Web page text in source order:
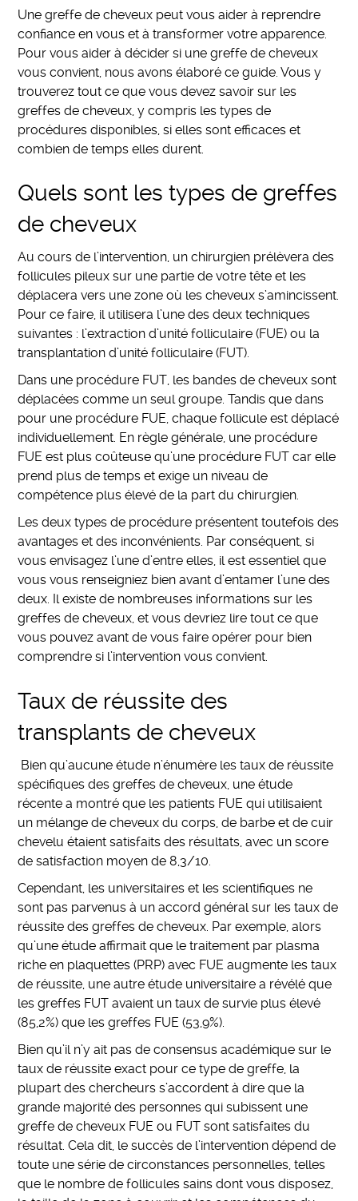
Une greffe de cheveux peut vous aider à reprendre
confiance en vous et à transformer votre apparence.
Pour vous aider à décider si une greffe de cheveux
vous convient, nous avons élaboré ce guide. Vous y
trouverez tout ce que vous devez savoir sur les
greffes de cheveux, y compris les types de
procédures disponibles, si elles sont efficaces et
combien de temps elles durent.
Quels sont les types de greffes
de cheveux
Au cours de l’intervention, un chirurgien prélèvera des
follicules pileux sur une partie de votre tête et les
déplacera vers une zone où les cheveux s’amincissent.
Pour ce faire, il utilisera l’une des deux techniques
suivantes : l’extraction d’unité folliculaire (FUE) ou la
transplantation d’unité folliculaire (FUT).
Dans une procédure FUT, les bandes de cheveux sont
déplacées comme un seul groupe. Tandis que dans
pour une procédure FUE, chaque follicule est déplacé
individuellement. En règle générale, une procédure
FUE est plus coûteuse qu’une procédure FUT car elle
prend plus de temps et exige un niveau de
compétence plus élevé de la part du chirurgien.
Les deux types de procédure présentent toutefois des
avantages et des inconvénients. Par conséquent, si
vous envisagez l’une d’entre elles, il est essentiel que
vous vous renseigniez bien avant d’entamer l’une des
deux. Il existe de nombreuses informations sur les
greffes de cheveux, et vous devriez lire tout ce que
vous pouvez avant de vous faire opérer pour bien
comprendre si l’intervention vous convient.
Taux de réussite des
transplants de cheveux
Bien qu’aucune étude n’énumère les taux de réussite
spécifiques des greffes de cheveux, une étude
récente a montré que les patients FUE qui utilisaient
un mélange de cheveux du corps, de barbe et de cuir
chevelu étaient satisfaits des résultats, avec un score
de satisfaction moyen de 8,3/10.
Cependant, les universitaires et les scientifiques ne
sont pas parvenus à un accord général sur les taux de
réussite des greffes de cheveux. Par exemple, alors
qu’une étude affirmait que le traitement par plasma
riche en plaquettes (PRP) avec FUE augmente les taux
de réussite, une autre étude universitaire a révélé que
les greffes FUT avaient un taux de survie plus élevé
(85,2%) que les greffes FUE (53,9%).
Bien qu’il n’y ait pas de consensus académique sur le
taux de réussite exact pour ce type de greffe, la
plupart des chercheurs s’accordent à dire que la
grande majorité des personnes qui subissent une
greffe de cheveux FUE ou FUT sont satisfaites du
résultat. Cela dit, le succès de l’intervention dépend de
toute une série de circonstances personnelles, telles
que le nombre de follicules sains dont vous disposez,